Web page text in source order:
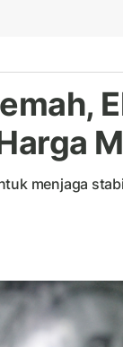
menjaga